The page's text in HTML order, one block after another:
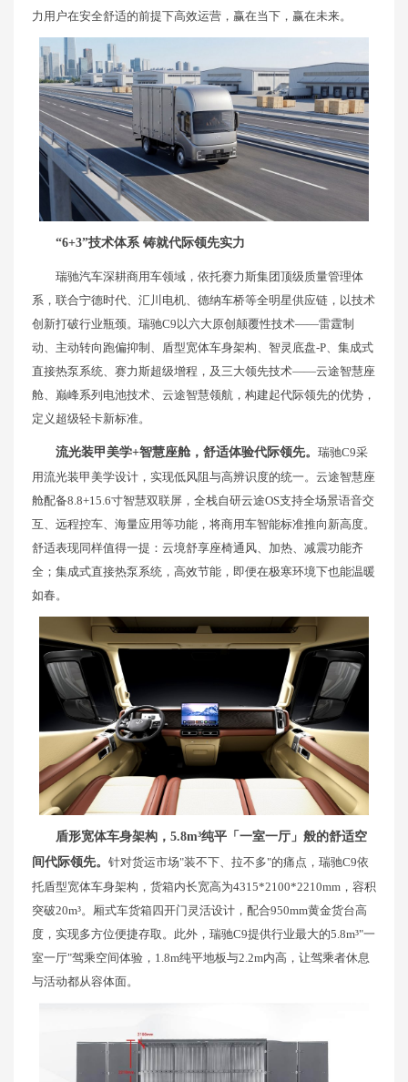
力用户在安全舒适的前提下高效运营，赢在当下，赢在未来。
“6+3”技术体系 铸就代际领先实力
瑞驰汽车深耕商用车领域，依托赛力斯集团顶级质量管理体
系，联合宁德时代、汇川电机、德纳车桥等全明星供应链，以技术
创新打破行业瓶颈。瑞驰C9以六大原创颠覆性技术——雷霆制
动、主动转向跑偏抑制、盾型宽体车身架构、智灵底盘-P、集成式
直接热泵系统、赛力斯超级增程，及三大领先技术——云途智慧座
舱、巅峰系列电池技术、云途智慧领航，构建起代际领先的优势，
定义超级轻卡新标准。
流光装甲美学+智慧座舱，舒适体验代际领先。 瑞驰C9采
用流光装甲美学设计，实现低风阻与高辨识度的统一。云途智慧座
舱配备8.8+15.6寸智慧双联屏，全栈自研云途OS支持全场景语音交
互、远程控车、海量应用等功能，将商用车智能标准推向新高度。
舒适表现同样值得一提：云境舒享座椅通风、加热、减震功能齐
全；集成式直接热泵系统，高效节能，即便在极寒环境下也能温暖
如春。
盾形宽体车身架构，5.8m³纯平「一室一厅」般的舒适空
间代际领先。 针对货运市场"装不下、拉不多"的痛点，瑞驰C9依
托盾型宽体车身架构，货箱内长宽高为4315*2100*2210mm，容积
突破20m³。厢式车货箱四开门灵活设计，配合950mm黄金货台高
度，实现多方位便捷存取。此外，瑞驰C9提供行业最大的5.8m³"一
室一厅"驾乘空间体验，1.8m纯平地板与2.2m内高，让驾乘者休息
与活动都从容体面。